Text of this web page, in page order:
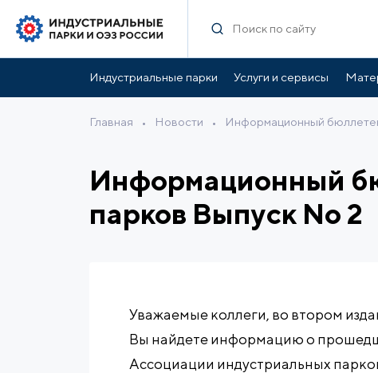
Индустриальные парки Услуги и сервисы
Главная • Новости • Информационный
Информационный
парков Выпуск No 2
Уважаемые коллеги, во втором
Вы найдете информацию о
Ассоциации индустриальных